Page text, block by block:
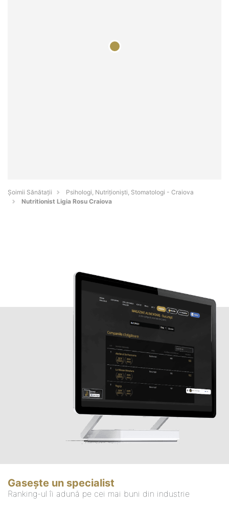
Şoimii Sănătații
Psihologi, Nutriționiști, Stomatologi - Craiova
Nutritionist Ligia Rosu Craiova
Gasește un specialist
Ranking-ul îi adună pe cei mai buni din industrie